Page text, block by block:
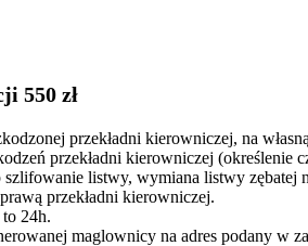
550 zł
przekładni kierowniczej, na
przekładni kierowniczej (określenie
listwy, wymiana listwy zębatej
przekładni kierowniczej.
24h.
maglownicy na adres podany w